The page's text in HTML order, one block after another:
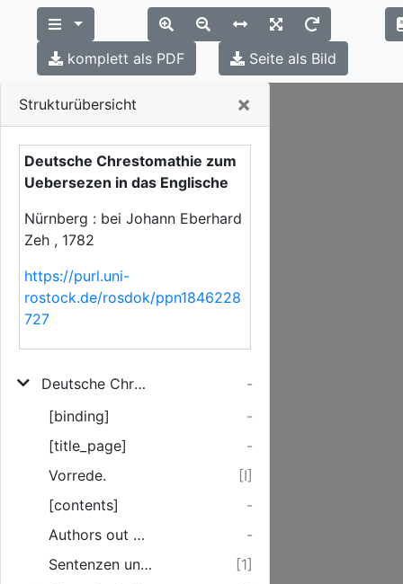
Strukturübersicht ×
Deutsche Chrestomathie zum
Uebersezen in das Englische
Nürnberg : bei Johann Eberhard
Zeh , 1782
https://purl.uni-
rostock.de/rosdok/ppn1846228
727
Deutsche Chrestomathie zum Uebersezen in das Englische
-
[binding]
-
[title_page]
-
Vorrede.
[I]
[contents]
-
Authors out of whose writings these pieces are selected.
-
Sentenzen und Erfahrungssäze.
[1]
komplett als PDF Seite als Bild